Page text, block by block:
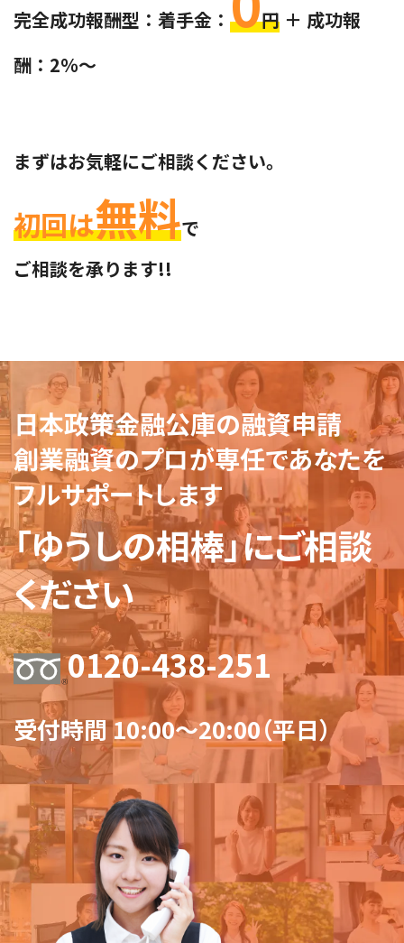
完全成功報酬型：着手金： 円 ＋ 成功報
酬：2％～
まずはお気軽にご相談ください。
初回は無料で
ご相談を承ります!!
日本政策金融公庫の融資申請
創業融資のプロが専任であなたを
フルサポートします
「ゆうしの相棒」にご相談
ください
0120-438-251
受付時間 10:00～20:00（平日）